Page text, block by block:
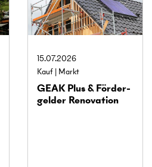
15.07.2026
Kauf Markt
GEAK Plus & Förder­
gelder Renovation